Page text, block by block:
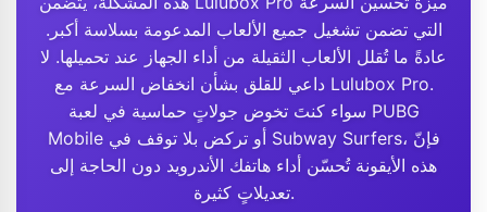
التي تضمن تشغيل جميع الألعاب المدعومة بسلاسة أكبر.
عادةً ما تُقلل الألعاب الثقيلة من أداء الجهاز عند تحميلها. لا
داعي للقلق بشأن انخفاض السرعة مع Lulubox Pro.
سواء كنتَ تخوض جولاتٍ حماسية في لعبة PUBG
Mobile أو تركض بلا توقف في Subway Surfers، فإنّ
هذه الأيقونة تُحسّن أداء هاتفك الأندرويد دون الحاجة إلى
تعديلاتٍ كثيرة.